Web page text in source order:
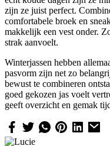
zijn ze juist perfect.
comfortabele broek en
makkelijk een vest onder.
strak aanvoelt.
Winterjassen hebben
pasvorm zijn net zo
bewust te combineren
goed gekozen jas voelt
geeft overzicht en gemak